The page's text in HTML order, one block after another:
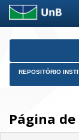
Skip
REPOSITÓRIO
Página de